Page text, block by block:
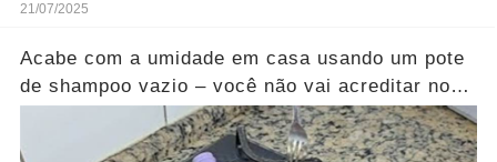
21/07/2025
Acabe com a umidade em casa usando um pote
de shampoo vazio – você não vai acreditar nos
resultados...Ver mais